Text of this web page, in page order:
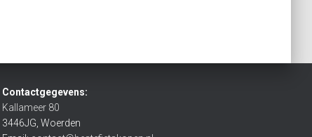
Contactgegevens:
Kallameer 80
3446JG, Woerden